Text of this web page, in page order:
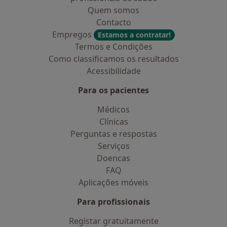
Quem somos
Contacto
Empregos
Estamos a contratar!
Termos e Condições
Como classificamos os resultados
Acessibilidade
Para os pacientes
Médicos
Clínicas
Perguntas e respostas
Serviços
Doencas
FAQ
Aplicações móveis
Para profissionais
Registar gratuitamente